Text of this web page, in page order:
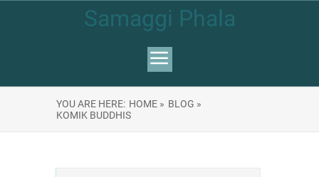
Samaggi Phala
YOU ARE HERE: HOME » BLOG »
KOMIK BUDDHIS